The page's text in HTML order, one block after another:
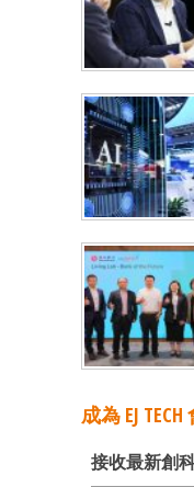
成為 EJ TECH
接收最新創